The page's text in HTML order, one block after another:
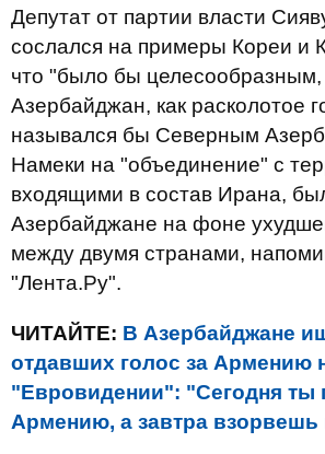
Депутат от партии власти
сослался на примеры Кореи и
что "было бы
Азербайджан, как расколотое
назывался бы Северным
Намеки на "объединение" с
входящими в состав Ирана,
Азербайджане на фоне
между двумя странами,
"Лента.Ру".
ЧИТАЙТЕ: В Азербайджане
отдавших голос за Армению
"Евровидении": "Cегодня ты
Армению, а завтра взорвешь